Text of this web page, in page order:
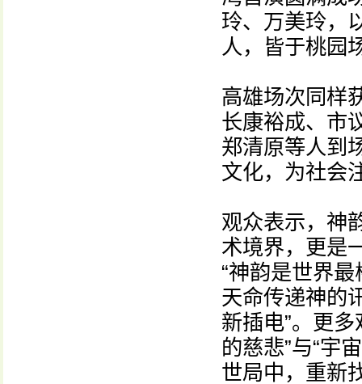
玲、万美玲，
人，皆于桃园
高雄场次同样
长康裕成、市
郑清原等人到
文化，为社会
观众表示，神
术境界，更是
“神韵是世界
天命传递神的
新插电”。更
的慈悲”与“宇
世局中，重新